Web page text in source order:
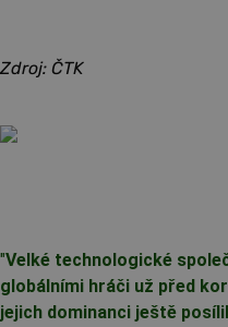
Zdroj: ČTK
"Velké technologické
globálními hráči už před
jejich dominanci ještě